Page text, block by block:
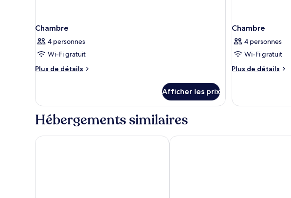
Chambre
4 personnes
Wi-Fi gratuit
Plus de détails
Plus
Chambre
Afficher les prix
Chambre
4 personnes
Wi-Fi gratuit
Plus de détails
Plus
Chambre
Hébergements similaires
The Hoxton, Vienna Austria Trend Hotel Savoyen Vienna